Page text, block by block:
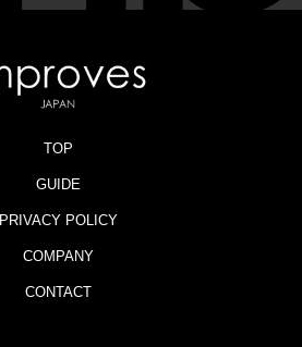
TOP
GUIDE
PRIVACY POLICY
COMPANY
CONTACT